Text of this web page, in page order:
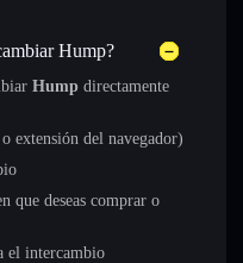
Hump?
Hump directamente
extensión del navegador)
que deseas comprar o
el intercambio